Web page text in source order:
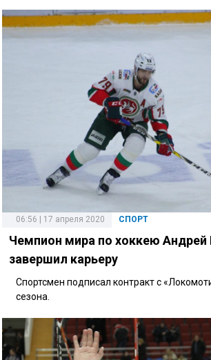
06:56 | 17 апреля 2020 СПОРТ
Чемпион мира по хоккею
завершил карьеру
Спортсмен подписал контракт с
сезона.